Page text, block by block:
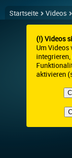
Startseite Videos
(!) Videos
Um Videos
aktivieren